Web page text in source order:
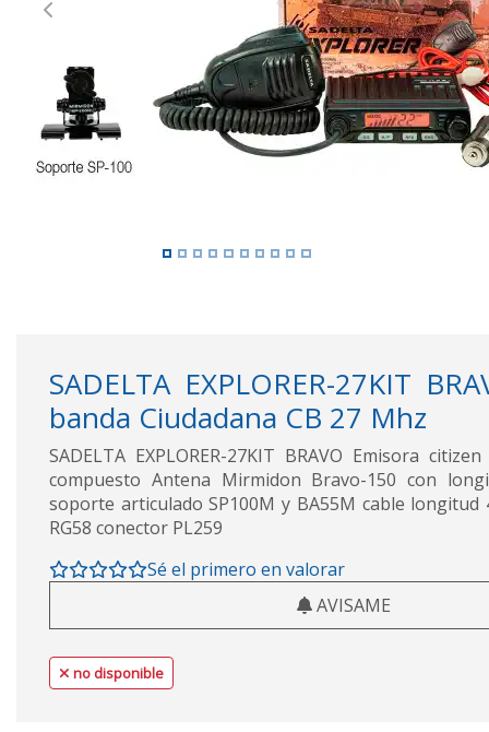
Previous
SADELTA EXPLORER-27KIT
banda Ciudadana CB 27 Mhz
SADELTA EXPLORER-27KIT BRAVO Emisora
compuesto Antena Mirmidon Bravo-150 con
soporte articulado SP100M y BA55M cable longitud
RG58 conector PL259
Sé el primero en valorar
AVISAME
no disponible